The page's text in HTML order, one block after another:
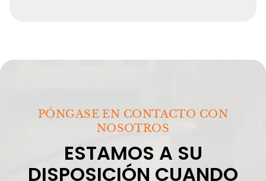
PÓNGASE EN CONTACTO CON
NOSOTROS
ESTAMOS A SU
DISPOSICIÓN CUANDO